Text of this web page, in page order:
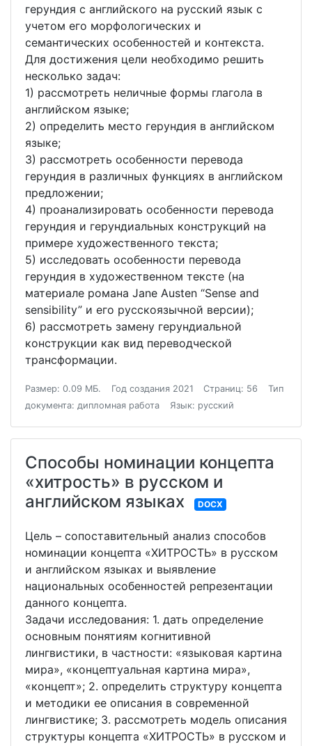
герундия с английского на русский язык с
учетом его морфологических и
семантических особенностей и контекста.
Для достижения цели необходимо решить
несколько задач:
1) рассмотреть неличные формы глагола в
английском языке;
2) определить место герундия в английском
языке;
3) рассмотреть особенности перевода
герундия в различных функциях в английском
предложении;
4) проанализировать особенности перевода
герундия и герундиальных конструкций на
примере художественного текста;
5) исследовать особенности перевода
герундия в художественном тексте (на
материале романа Jane Austen “Sense and
sensibility” и его русскоязычной версии);
6) рассмотреть замену герундиальной
конструкции как вид переводческой
трансформации.
Размер: 0.09 МБ. Год создания 2021 Страниц: 56
Тип
документа: дипломная работа
Язык: русский
Способы номинации концепта
«хитрость» в русском и
английском языках
DOCX
Цель – сопоставительный анализ способов
номинации концепта «ХИТРОСТЬ» в русском
и английском языках и выявление
национальных особенностей репрезентации
данного концепта.
Задачи исследования: 1. дать определение
основным понятиям когнитивной
лингвистики, в частности: «языковая картина
мира», «концептуальная картина мира»,
«концепт»; 2. определить структуру концепта
и методики ее описания в современной
лингвистике; 3. рассмотреть модель описания
структуры концепта «ХИТРОСТЬ» в русском и